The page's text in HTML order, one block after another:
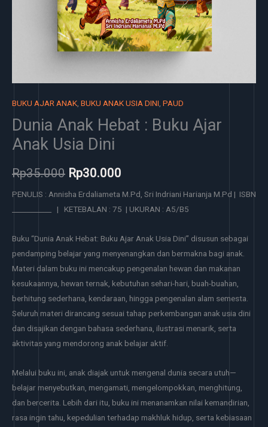
BUKU AJAR ANAK BUKU ANAK USIA DINI PAUD
Dunia Anak Hebat : Buku Ajar
Anak Usia Dini
Rp35.000 Rp30.000
PENULIS : Annisha Erdaliameta M.Pd, Sri Indriani Harianja M.Pd | ISBN
___________ | KETEBALAN : 75 | UKURAN : A5/B5
Buku “Dunia Anak Hebat: Buku Ajar Anak Usia Dini” disusun sebagai
pendamping belajar yang menyenangkan dan bermakna bagi anak.
Materi dalam buku ini mencakup pengenalan hewan dan makanan
kesukaannya, hewan ternak, kebutuhan sehari-hari, buah-buahan,
berhitung sederhana, kendaraan, hingga pengenalan alam semesta.
Seluruh materi dirancang sesuai tahap perkembangan anak usia dini
dan disajikan dengan bahasa sederhana, ilustrasi menarik, serta
aktivitas yang mendorong anak belajar aktif.
Melalui buku ini, anak diajak untuk mengenal dunia secara utuh—
belajar menyebutkan, mengamati, mengelompokkan, menghitung,
dan bercerita. Lebih dari itu, buku ini menanamkan nilai kemandirian,
rasa ingin tahu, kepedulian terhadap makhluk hidup, serta kebiasaan